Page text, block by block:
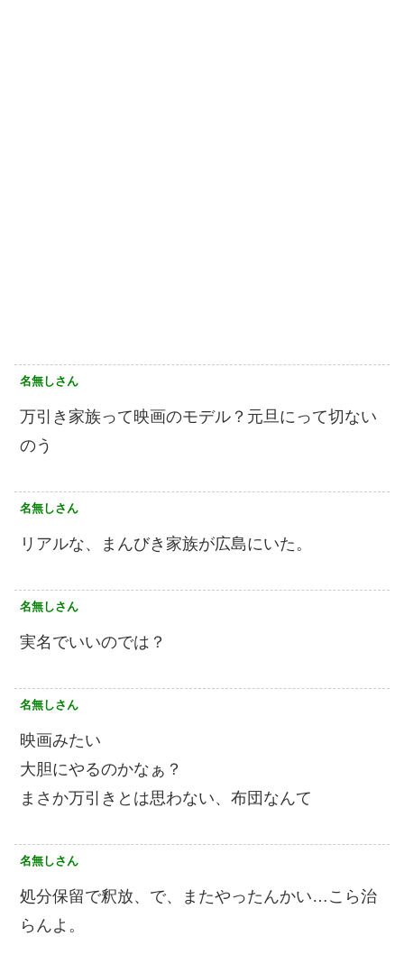
名無しさん
万引き家族って映画のモデル？元旦にって切ない
のう
名無しさん
リアルな、まんびき家族が広島にいた。
名無しさん
実名でいいのでは？
名無しさん
映画みたい
大胆にやるのかなぁ？
まさか万引きとは思わない、布団なんて
名無しさん
処分保留で釈放、で、またやったんかい…こら治
らんよ。